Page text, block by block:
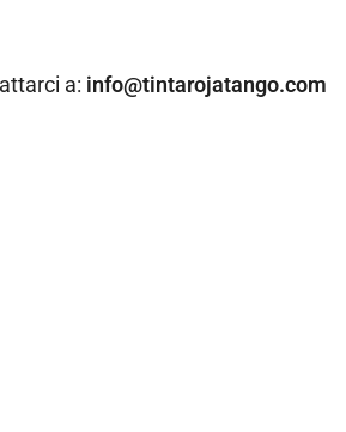
a: info@tintarojatango.com